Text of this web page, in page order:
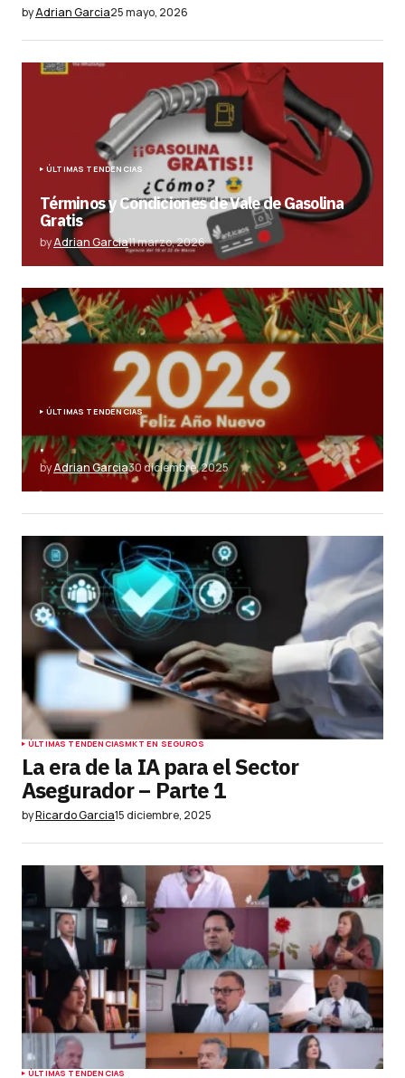
byAdrian Garcia25 mayo, 2026
ÚLTIMAS TENDENCIAS
Términos y Condiciones de Vale de Gasolina
Gratis
byAdrian Garcia11 marzo, 2026
ÚLTIMAS TENDENCIAS
.
byAdrian Garcia30 diciembre, 2025
ÚLTIMAS TENDENCIASMKT EN SEGUROS
La era de la IA para el Sector
Asegurador – Parte 1
byRicardo Garcia15 diciembre, 2025
ÚLTIMAS TENDENCIAS